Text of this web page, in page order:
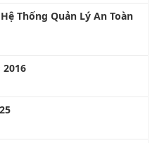
Thống Quản Lý An Toàn
2016